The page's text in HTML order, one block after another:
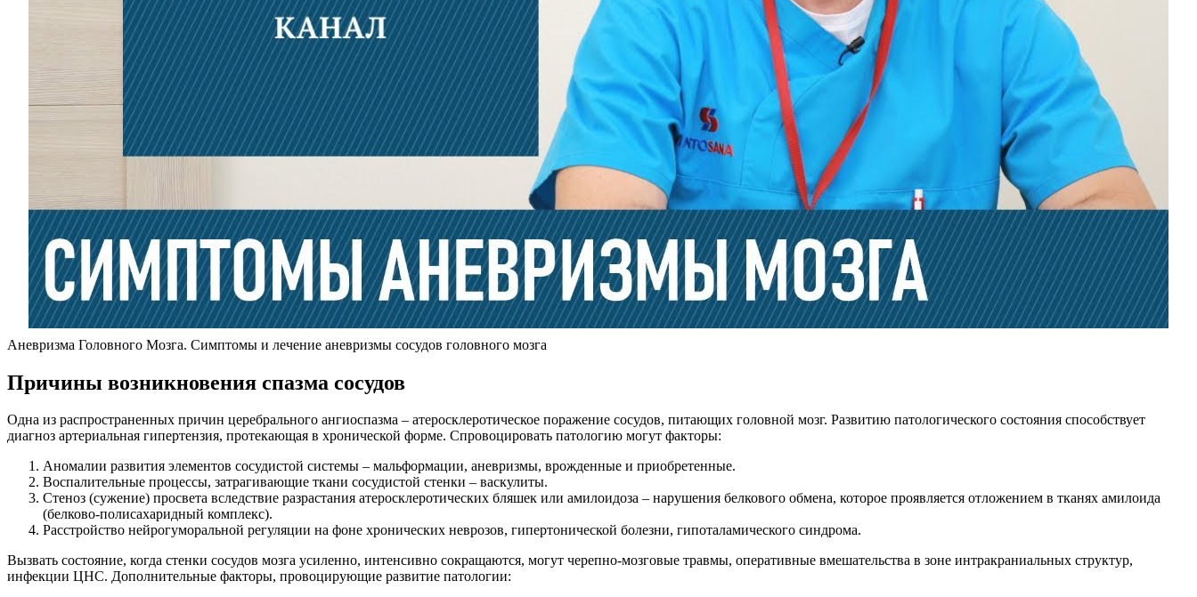
Аневризма Головного Мозга. Симптомы и лечение аневризмы сосудов головного мозга
Причины возникновения спазма сосудов
Одна из распространенных причин церебрального ангиоспазма – атеросклеротическое поражение сосудов, питающих головной мозг. Развитию патологического состояния способствует
диагноз артериальная гипертензия, протекающая в хронической форме. Спровоцировать патологию могут факторы:
Аномалии развития элементов сосудистой системы – мальформации, аневризмы, врожденные и приобретенные.
Воспалительные процессы, затрагивающие ткани сосудистой стенки – васкулиты.
Стеноз (сужение) просвета вследствие разрастания атеросклеротических бляшек или амилоидоза – нарушения белкового обмена, которое проявляется отложением в тканях амилоида
(белково-полисахаридный комплекс).
Расстройство нейрогуморальной регуляции на фоне хронических неврозов, гипертонической болезни, гипоталамического синдрома.
Вызвать состояние, когда стенки сосудов мозга усиленно, интенсивно сокращаются, могут черепно-мозговые травмы, оперативные вмешательства в зоне интракраниальных структур,
инфекции ЦНС. Дополнительные факторы, провоцирующие развитие патологии: